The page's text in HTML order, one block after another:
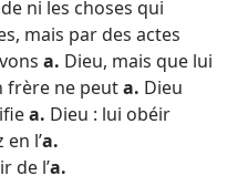
ni les choses qui
mais par des actes
a. Dieu, mais que lui
frère ne peuta. Dieu
a. Dieu : lui obéir
l’a.
de l’a.